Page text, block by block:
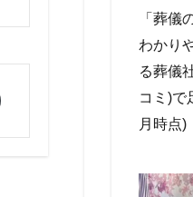
「葬儀
わかり
る葬儀
コミ)で
月時点)